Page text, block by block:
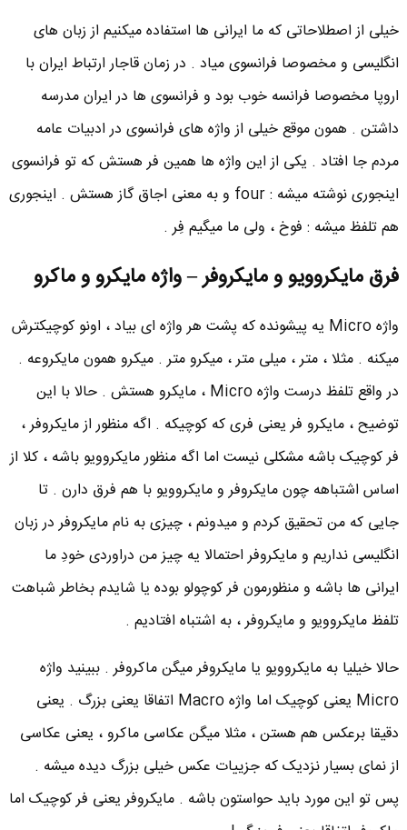
خیلی از اصطلاحاتی که ما ایرانی ها استفاده میکنیم از زبان های
انگلیسی و مخصوصا فرانسوی میاد . در زمان قاجار ارتباط ایران با
اروپا مخصوصا فرانسه خوب بود و فرانسوی ها در ایران مدرسه
داشتن . همون موقع خیلی از واژه های فرانسوی در ادبیات عامه
مردم جا افتاد . یکی از این واژه ها همین فر هستش که تو فرانسوی
اینجوری نوشته میشه : four و به معنی اجاق گاز هستش . اینجوری
هم تلفظ میشه : فوخ ، ولی ما میگیم فِر .
فرق مایکروویو و مایکروفر – واژه مایکرو و ماکرو
واژه Micro یه پیشونده که پشت هر واژه ای بیاد ، اونو کوچیکترش
میکنه . مثلا ، متر ، میلی متر ، میکرو متر . میکرو همون مایکروعه .
در واقع تلفظ درست واژه Micro ، مایکرو هستش . حالا با این
توضیح ، مایکرو فر یعنی فری که کوچیکه . اگه منظور از مایکروفر ،
فر کوچیک باشه مشکلی نیست اما اگه منظور مایکروویو باشه ، کلا از
اساس اشتباهه چون مایکروفر و مایکروویو با هم فرق دارن . تا
جایی که من تحقیق کردم و میدونم ، چیزی به نام مایکروفر در زبان
انگلیسی نداریم و مایکروفر احتمالا یه چیز من دراوردی خودِ ما
ایرانی ها باشه و منظورمون فر کوچولو بوده یا شایدم بخاطر شباهت
تلفظ مایکروویو و مایکروفر ، به اشتباه افتادیم .
حالا خیلیا به مایکروویو یا مایکروفر میگن ماکروفر . ببینید واژه
Micro یعنی کوچیک اما واژه Macro اتفاقا یعنی بزرگ . یعنی
دقیقا برعکس هم هستن ، مثلا میگن عکاسی ماکرو ، یعنی عکاسی
از نمای بسیار نزدیک که جزییات عکس خیلی بزرگ دیده میشه .
پس تو این مورد باید حواستون باشه . مایکروفر یعنی فر کوچیک اما